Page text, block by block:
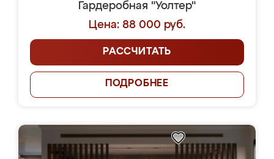
Гардеробная "Уолтер"
Цена: 88 000 руб.
РАССЧИТАТЬ
ПОДРОБНЕЕ